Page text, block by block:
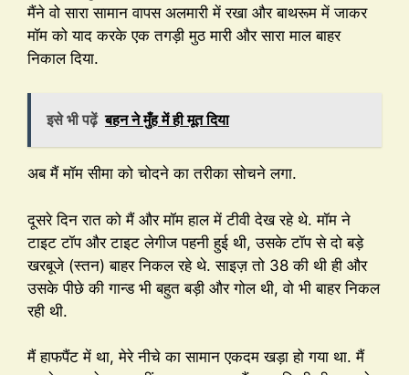
मैंने वो सारा सामान वापस अलमारी में रखा और बाथरूम में जाकर
मॉम को याद करके एक तगड़ी मुठ मारी और सारा माल बाहर
निकाल दिया.
इसे भी पढ़ें बहन ने मुँह में ही मूत दिया
अब मैं मॉम सीमा को चोदने का तरीका सोचने लगा.
दूसरे दिन रात को मैं और मॉम हाल में टीवी देख रहे थे. मॉम ने
टाइट टॉप और टाइट लेगीज पहनी हुई थी, उसके टॉप से दो बड़े
खरबूजे (स्तन) बाहर निकल रहे थे. साइज़ तो 38 की थी ही और
उसके पीछे की गान्ड भी बहुत बड़ी और गोल थी, वो भी बाहर निकल
रही थी.
मैं हाफपैंट में था, मेरे नीचे का सामान एकदम खड़ा हो गया था. मैं